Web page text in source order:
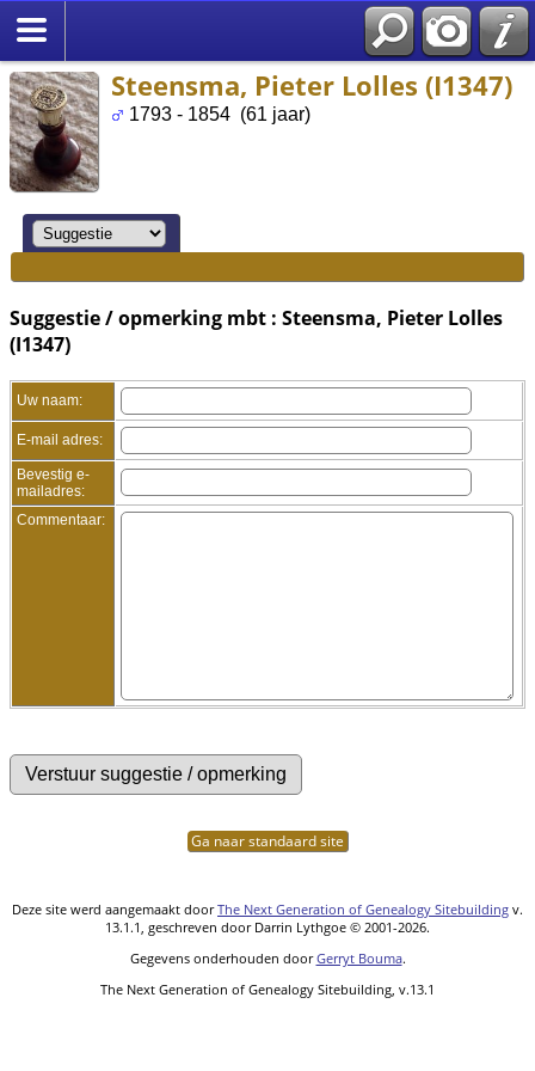
Steensma, Pieter Lolles (I1347)
1793 - 1854 (61 jaar)
Suggestie / opmerking mbt : Steensma, Pieter Lolles
(I1347)
Uw naam:
E-mail adres:
Bevestig e-
mailadres:
Commentaar:
Ga naar standaard site
Deze site werd aangemaakt doorThe Next Generation of Genealogy Sitebuilding v.
13.1.1, geschreven door Darrin Lythgoe © 2001-2026.
Gegevens onderhouden doorGerryt Bouma.
The Next Generation of Genealogy Sitebuilding, v.13.1